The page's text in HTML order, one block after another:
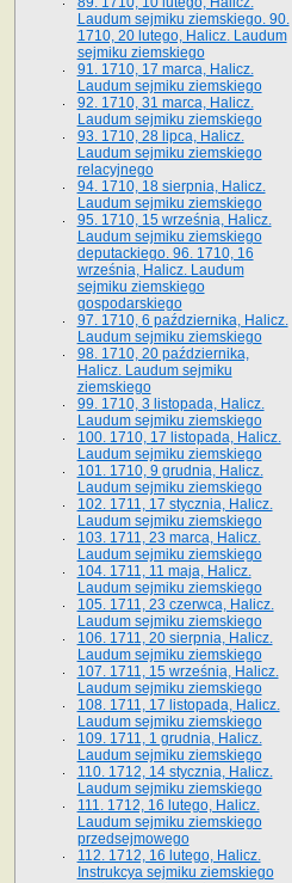
Laudum sejmiku ziemskiego. 90.
1710, 20 lutego, Halicz. Laudum
sejmiku ziemskiego
91. 1710, 17 marca, Halicz.
Laudum sejmiku ziemskiego
92. 1710, 31 marca, Halicz.
Laudum sejmiku ziemskiego
93. 1710, 28 lipca, Halicz.
Laudum sejmiku ziemskiego
relacyjnego
94. 1710, 18 sierpnia, Halicz.
Laudum sejmiku ziemskiego
95. 1710, 15 września, Halicz.
Laudum sejmiku ziemskiego
deputackiego. 96. 1710, 16
września, Halicz. Laudum
sejmiku ziemskiego
gospodarskiego
97. 1710, 6 października, Halicz.
Laudum sejmiku ziemskiego
98. 1710, 20 października,
Halicz. Laudum sejmiku
ziemskiego
99. 1710, 3 listopada, Halicz.
Laudum sejmiku ziemskiego
100. 1710, 17 listopada, Halicz.
Laudum sejmiku ziemskiego
101. 1710, 9 grudnia, Halicz.
Laudum sejmiku ziemskiego
102. 1711, 17 stycznia, Halicz.
Laudum sejmiku ziemskiego
103. 1711, 23 marca, Halicz.
Laudum sejmiku ziemskiego
104. 1711, 11 maja, Halicz.
Laudum sejmiku ziemskiego
105. 1711, 23 czerwca, Halicz.
Laudum sejmiku ziemskiego
106. 1711, 20 sierpnia, Halicz.
Laudum sejmiku ziemskiego
107. 1711, 15 września, Halicz.
Laudum sejmiku ziemskiego
108. 1711, 17 listopada, Halicz.
Laudum sejmiku ziemskiego
109. 1711, 1 grudnia, Halicz.
Laudum sejmiku ziemskiego
110. 1712, 14 stycznia, Halicz.
Laudum sejmiku ziemskiego
111. 1712, 16 lutego, Halicz.
Laudum sejmiku ziemskiego
przedsejmowego
112. 1712, 16 lutego, Halicz.
Instrukcya sejmiku ziemskiego